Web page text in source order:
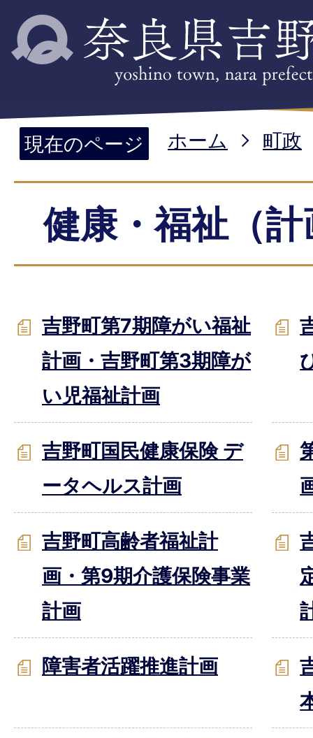
現在のページ ホーム 町政
健康・福祉（計
吉野町第7期障がい福祉
計画・吉野町第3期障が
い児福祉計画
吉野町国民健康保険 デ
ータヘルス計画
吉野町高齢者福祉計
画・第9期介護保険事業
計画
障害者活躍推進計画